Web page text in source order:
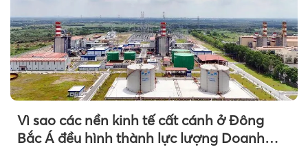
Vì sao các nền kinh tế cất cánh ở Đông
Bắc Á đều hình thành lực lượng Doanh